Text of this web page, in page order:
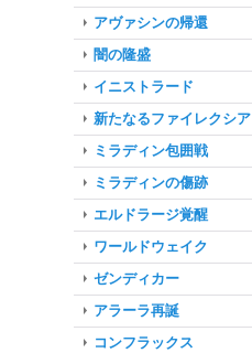
アヴァシンの帰還
闇の隆盛
イニストラード
新たなるファイレクシア
ミラディン包囲戦
ミラディンの傷跡
エルドラージ覚醒
ワールドウェイク
ゼンディカー
アラーラ再誕
コンフラックス